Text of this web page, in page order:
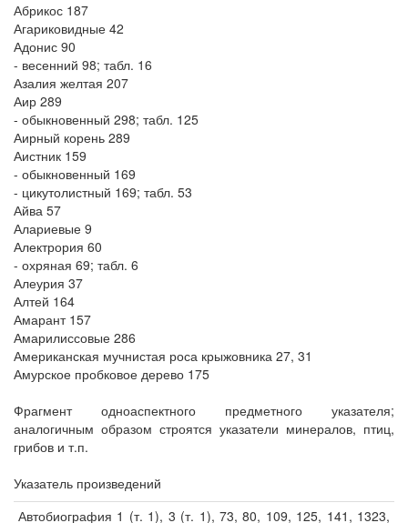
Абрикос 187
Агариковидные 42
Адонис 90
- весенний 98; табл. 16
Азалия желтая 207
Аир 289
- обыкновенный 298; табл. 125
Аирный корень 289
Аистник 159
- обыкновенный 169
- цикутолистный 169; табл. 53
Айва 57
Алариевые 9
Алектрория 60
- охряная 69; табл. 6
Алеурия 37
Алтей 164
Амарант 157
Амарилиссовые 286
Американская мучнистая роса крыжовника 27, 31
Амурское пробковое дерево 175
Фрагмент одноаспектного предметного указателя;
аналогичным образом строятся указатели минералов, птиц,
грибов и т.п.
Указатель произведений
Автобиография 1 (т. 1), 3 (т. 1), 73, 80, 109, 125, 141, 1323,